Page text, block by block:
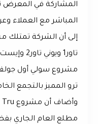
المشاركة في المعرض
إلى أن الشركة تمتلك
تاور1
ويوني تاور2 وإيست
مشروع سولي أول
ترو المميز بالتجمع
وأضاف أن مشروع Tru
مطلع العام الجاري